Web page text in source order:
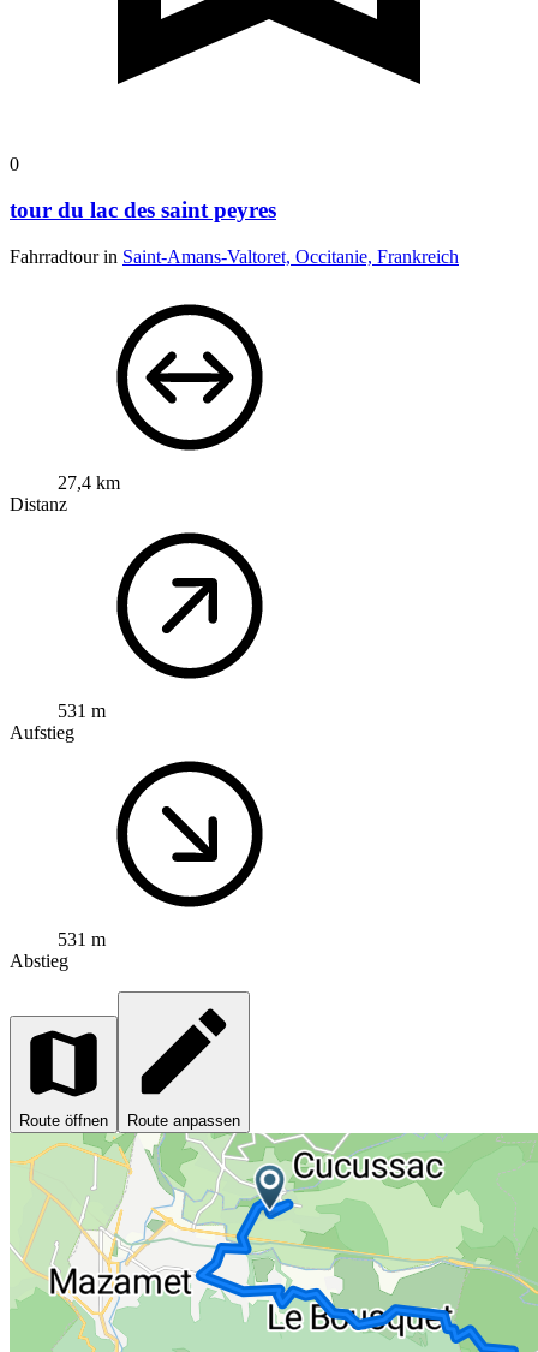
0
tour du lac des saint peyres
Fahrradtour in Saint-Amans-Valtoret, Occitanie, Frankreich
27,4 km
Distanz
531 m
Aufstieg
531 m
Abstieg
Route öffnen Route anpassen